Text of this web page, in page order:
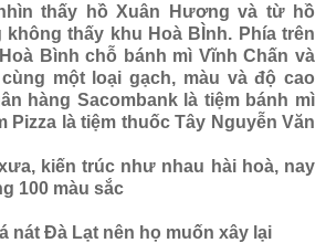
thấy hồ Xuân Hương và từ hồ
thấy khu Hoà BÌnh. Phía trên
Bình chỗ bánh mì Vĩnh Chấn và
một loại gạch, màu và độ cao
hàng Sacombank là tiệm bánh mì
Pizza là tiệm thuốc Tây Nguyễn Văn
kiến trúc như nhau hài hoà, nay
100 màu sắc
nát Đà Lạt nên họ muốn xây lại